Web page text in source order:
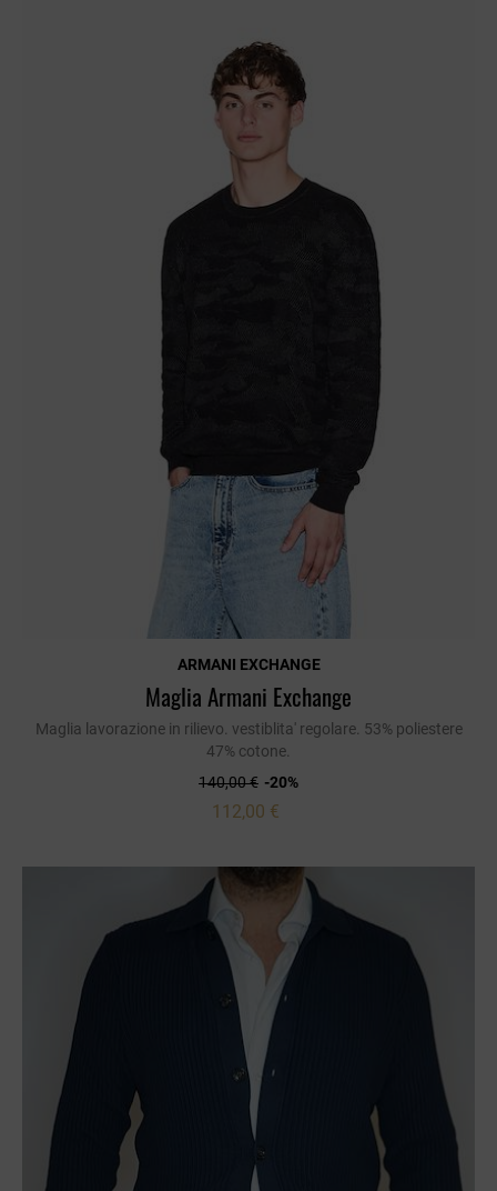
ARMANI EXCHANGE
Maglia Armani Exchange
Maglia lavorazione in rilievo. vestiblita' regolare. 53% poliestere
47% cotone.
140,00 € -20%
112,00 €